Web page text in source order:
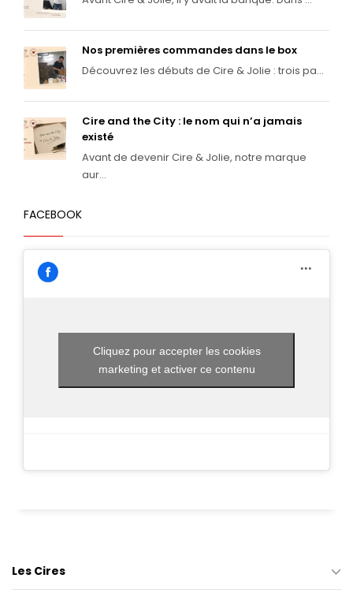
Nos premières commandes dans le box
Découvrez les débuts de Cire & Jolie : trois pa...
Cire and the City : le nom qui n’a jamais
existé
Avant de devenir Cire & Jolie, notre marque
aur...
FACEBOOK
Cliquez pour accepter les cookies
marketing et activer ce contenu
Les Cires